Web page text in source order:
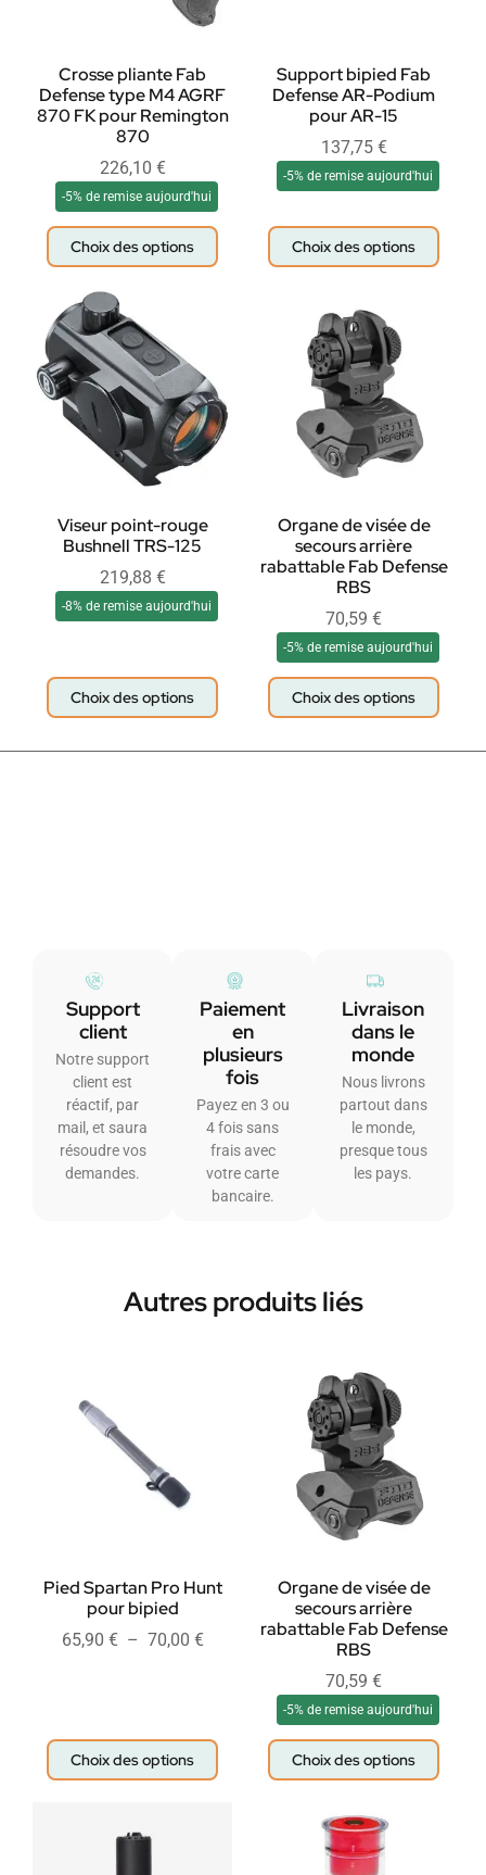
Crosse pliante Fab
Defense type M4 AGRF
870 FK pour Remington
870
226,10 €
-5% de remise aujourd'hui
Choix des options
Support bipied Fab
Defense AR-Podium
pour AR-15
137,75 €
-5% de remise aujourd'hui
Choix des options
Viseur point-rouge
Bushnell TRS-125
219,88 €
-8% de remise aujourd'hui
Choix des options
Organe de visée de
secours arrière
rabattable Fab Defense
RBS
70,59 €
-5% de remise aujourd'hui
Choix des options
Support
client
Notre support
client est
réactif, par
mail, et saura
résoudre vos
demandes.
Paiement
en
plusieurs
fois
Payez en 3 ou
4 fois sans
frais avec
votre carte
bancaire.
Livraison
dans le
monde
Nous livrons
partout dans
le monde,
presque tous
les pays.
Autres produits liés
Pied Spartan Pro Hunt
pour bipied
65,90 € – 70,00 €
Choix des options
Organe de visée de
secours arrière
rabattable Fab Defense
RBS
70,59 €
-5% de remise aujourd'hui
Choix des options